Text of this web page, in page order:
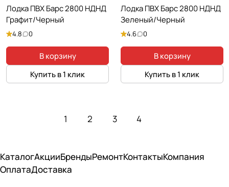
Лодка ПВХ Барс 2800 НДНД
Графит/Черный
4.8 0
В корзину
Купить в 1 клик
Лодка ПВХ Барс 2800 НДНД
Зеленый/Черный
4.6 0
В корзину
Купить в 1 клик
1 2 3 4
КаталогАкцииБрендыРемонтКонтактыКомпания
ОплатаДоставка